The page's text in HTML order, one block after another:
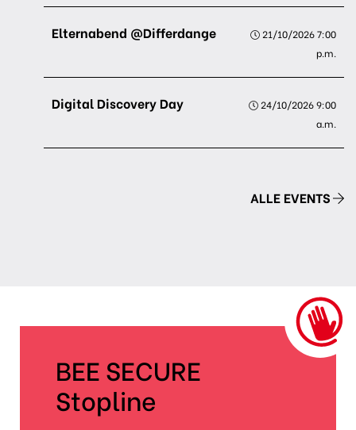
Elternabend @Differdange
21/10/2026 7:00
p.m.
Digital Discovery Day
24/10/2026 9:00
a.m.
ALLE EVENTS
BEE SECURE
Stopline